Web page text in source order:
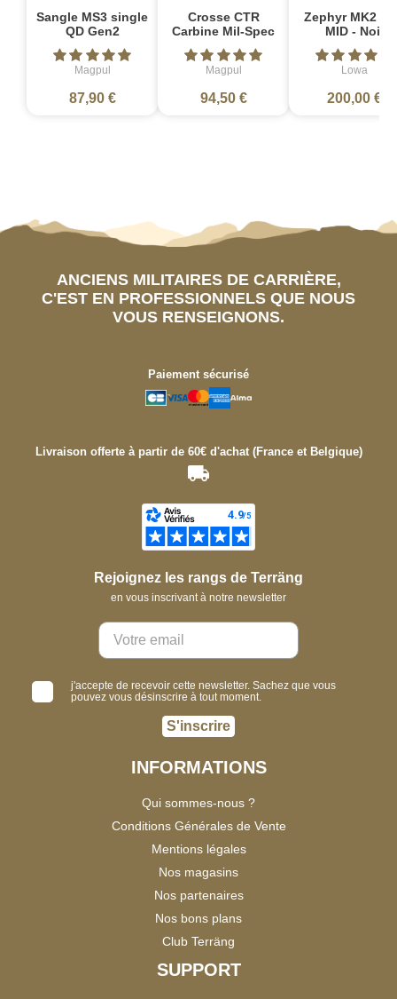
Sangle MS3 single
QD Gen2
Magpul
87,90 €
Crosse CTR
Carbine Mil-Spec
Magpul
94,50 €
Zephyr MK2
MID - Noir
Lowa
200,00 €
ANCIENS MILITAIRES DE CARRIÈRE,
C'EST EN PROFESSIONNELS QUE NOUS
VOUS RENSEIGNONS.
Paiement sécurisé
Livraison offerte à partir de 60€ d'achat (France et Belgique)
Rejoignez les rangs de Terräng
en vous inscrivant à notre newsletter
j'accepte de recevoir cette newsletter. Sachez que vous
pouvez vous désinscrire à tout moment.
S'inscrire
INFORMATIONS
Qui sommes-nous ?
Conditions Générales de Vente
Mentions légales
Nos magasins
Nos partenaires
Nos bons plans
Club Terräng
SUPPORT